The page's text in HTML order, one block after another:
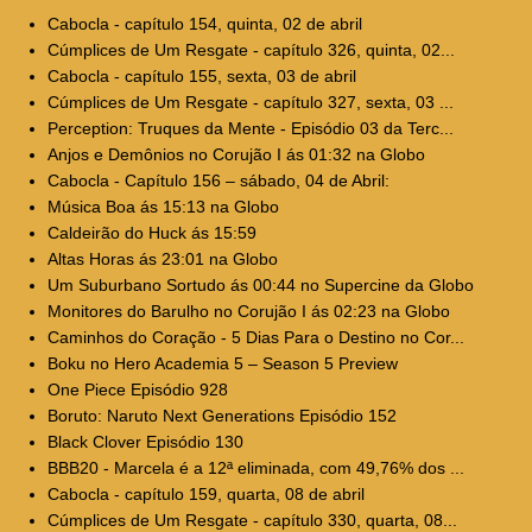
Cabocla - capítulo 154, quinta, 02 de abril
Cúmplices de Um Resgate - capítulo 326, quinta, 02...
Cabocla - capítulo 155, sexta, 03 de abril
Cúmplices de Um Resgate - capítulo 327, sexta, 03 ...
Perception: Truques da Mente - Episódio 03 da Terc...
Anjos e Demônios no Corujão I ás 01:32 na Globo
Cabocla - Capítulo 156 – sábado, 04 de Abril:
Música Boa ás 15:13 na Globo
Caldeirão do Huck ás 15:59
Altas Horas ás 23:01 na Globo
Um Suburbano Sortudo ás 00:44 no Supercine da Globo
Monitores do Barulho no Corujão I ás 02:23 na Globo
Caminhos do Coração - 5 Dias Para o Destino no Cor...
Boku no Hero Academia 5 – Season 5 Preview
One Piece Episódio 928
Boruto: Naruto Next Generations Episódio 152
Black Clover Episódio 130
BBB20 - Marcela é a 12ª eliminada, com 49,76% dos ...
Cabocla - capítulo 159, quarta, 08 de abril
Cúmplices de Um Resgate - capítulo 330, quarta, 08...